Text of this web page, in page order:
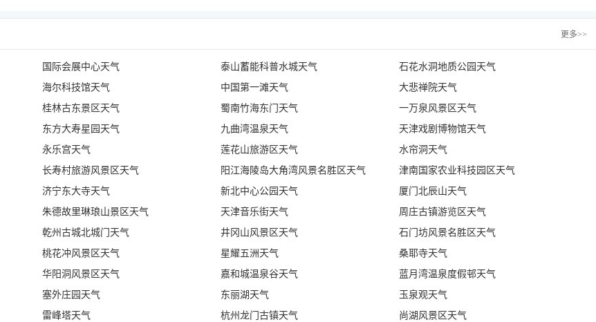
更多>>
国际会展中心天气 泰山蓄能科普水城天气
石花水洞地质公园天气
海尔科技馆天气 中国第一滩天气
大悲禅院天气
桂林古东景区天气 蜀南竹海东门天气
一万泉风景区天气
东方大寿星园天气 九曲湾温泉天气
天津戏剧博物馆天气
永乐宫天气 莲花山旅游区天气
水帘洞天气
长寿村旅游风景区天气 阳江海陵岛大角湾风景名胜区天气
津南国家农业科技园区天气
济宁东大寺天气 新北中心公园天气
厦门北辰山天气
朱德故里琳琅山景区天气 天津音乐街天气
周庄古镇游览区天气
乾州古城北城门天气 井冈山风景区天气
石门坊风景名胜区天气
桃花冲风景区天气 星耀五洲天气
桑耶寺天气
华阳洞风景区天气 嘉和城温泉谷天气
蓝月湾温泉度假邨天气
塞外庄园天气 东丽湖天气
玉泉观天气
雷峰塔天气 杭州龙门古镇天气
尚湖风景区天气